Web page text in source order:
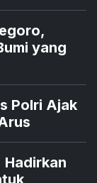
yang
Polri Ajak
Hadirkan